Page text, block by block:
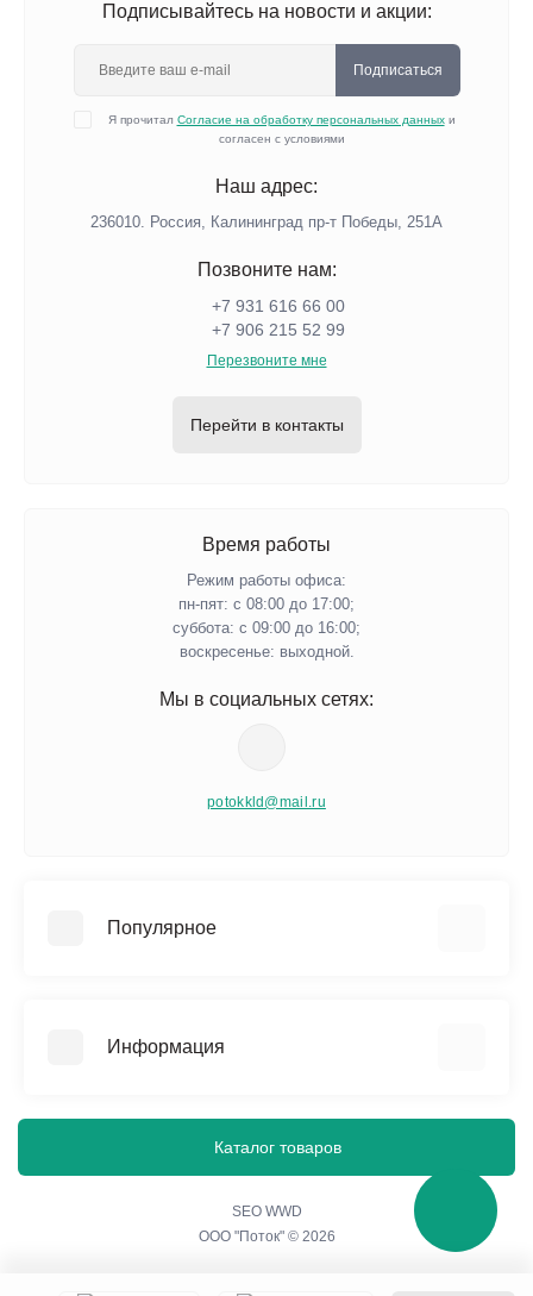
Подписывайтесь на новости и акции:
Подписаться
Я прочитал Согласие на обработку персональных данныхи
согласен с условиями
Наш адрес:
236010. Россия, Калининград пр-т Победы, 251А
Позвоните нам:
+7 931 616 66 00
+7 906 215 52 99
Перезвоните мне
Перейти в контакты
Время работы
Режим работы офиса:
пн-пят: с 08:00 до 17:00;
суббота: с 09:00 до 16:00;
воскресенье: выходной.
Мы в социальных сетях:
potokkld@mail.ru
Популярное
Благоустройство захоронения
Гравировальные работы
Информация
Политика конфиденциальности
Согласие на обработку персональных данных
Каталог товаров
SEO WWD
ООО "Поток" © 2026